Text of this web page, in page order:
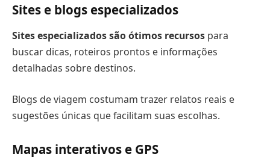
Sites e blogs especializados
Sites especializados são ótimos recursos para
buscar dicas, roteiros prontos e informações
detalhadas sobre destinos.
Blogs de viagem costumam trazer relatos reais e
sugestões únicas que facilitam suas escolhas.
Mapas interativos e GPS